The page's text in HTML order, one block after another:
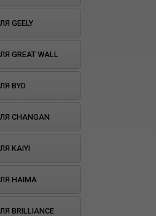
GEELY
GREAT WALL
BYD
CHANGAN
KAIYI
HAIMA
BRILLIANCE